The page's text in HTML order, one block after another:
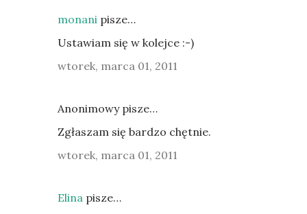
monani pisze…
Ustawiam się w kolejce :-)
wtorek, marca 01, 2011
Anonimowy pisze…
Zgłaszam się bardzo chętnie.
wtorek, marca 01, 2011
Elina pisze…